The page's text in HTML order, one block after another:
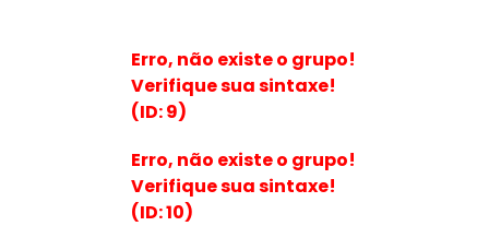
Erro, não existe o grupo!
Verifique sua sintaxe!
(ID: 9)
Erro, não existe o grupo!
Verifique sua sintaxe!
(ID: 10)